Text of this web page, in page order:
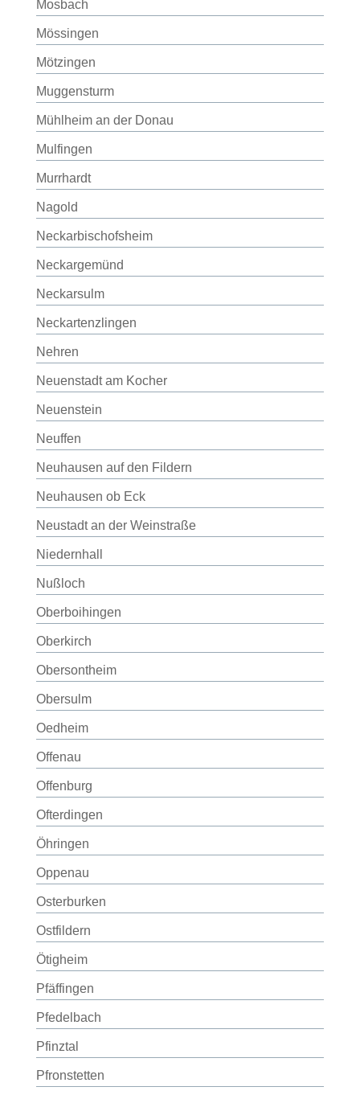
Mosbach
Mössingen
Mötzingen
Muggensturm
Mühlheim an der Donau
Mulfingen
Murrhardt
Nagold
Neckarbischofsheim
Neckargemünd
Neckarsulm
Neckartenzlingen
Nehren
Neuenstadt am Kocher
Neuenstein
Neuffen
Neuhausen auf den Fildern
Neuhausen ob Eck
Neustadt an der Weinstraße
Niedernhall
Nußloch
Oberboihingen
Oberkirch
Obersontheim
Obersulm
Oedheim
Offenau
Offenburg
Ofterdingen
Öhringen
Oppenau
Osterburken
Ostfildern
Ötigheim
Pfäffingen
Pfedelbach
Pfinztal
Pfronstetten